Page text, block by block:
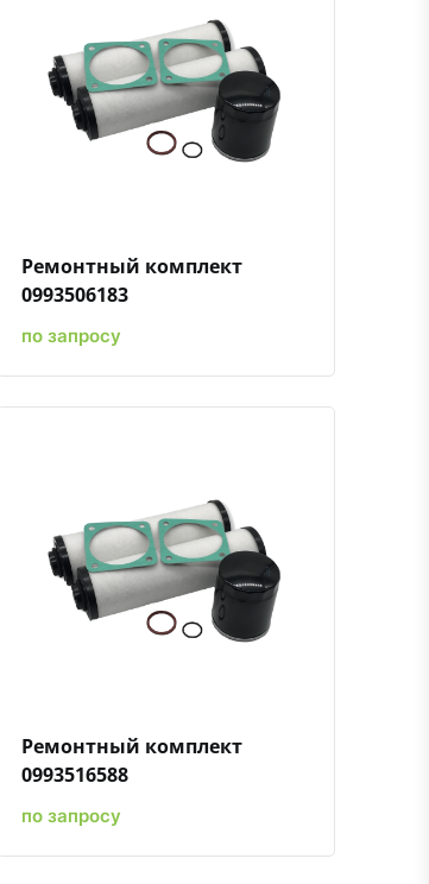
Быстрый просмотрДобавить к сравнению
Добавить в избранное
Ремонтный комплект
0993506183
по запросу
Быстрый просмотрДобавить к сравнению
Добавить в избранное
Ремонтный комплект
0993516588
по запросу